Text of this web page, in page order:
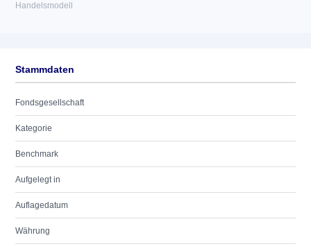
Handelsmodell
Stammdaten
Fondsgesellschaft
Kategorie
Benchmark
Aufgelegt in
Auflagedatum
Währung